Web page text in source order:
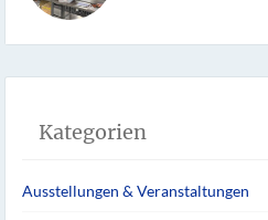
Kategorien
Ausstellungen & Veranstaltungen